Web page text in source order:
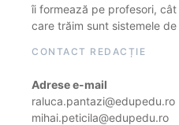
îi formează pe profesori,
care trăim sunt sistemele
CONTACT REDACȚIE
Adrese e-mail
raluca.pantazi@edupedu.ro
mihai.peticila@edupedu.ro